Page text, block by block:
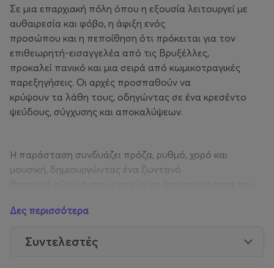
Σε μια επαρχιακή πόλη όπου η εξουσία λειτουργεί με
αυθαιρεσία και φόβο, η άφιξη ενός
προσώπου και η πεποίθηση ότι πρόκειται για τον
επιθεωρητή-εισαγγελέα από τις Βρυξέλλες,
προκαλεί πανικό και μια σειρά από κωμικοτραγικές
παρεξηγήσεις. Οι αρχές προσπαθούν να
κρύψουν τα λάθη τους, οδηγώντας σε ένα κρεσέντο
ψεύδους, σύγχυσης και αποκαλύψεων.
Η παράσταση συνδυάζει πρόζα, ρυθμό, χορό και
μουσική, δημιουργώντας ένα ζωντανό
καυτηριάζει τα κακώς κείμενα της δικής μας κοινωνίας
Δες περισσότερα
Συντελεστές